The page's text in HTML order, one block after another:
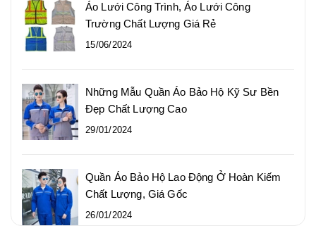
Áo Lưới Công Trình, Áo Lưới Công
Trường Chất Lượng Giá Rẻ
15/06/2024
Những Mẫu Quần Áo Bảo Hộ Kỹ Sư Bền
Đẹp Chất Lượng Cao
29/01/2024
Quần Áo Bảo Hộ Lao Động Ở Hoàn Kiếm
Chất Lượng, Giá Gốc
26/01/2024